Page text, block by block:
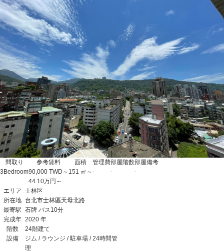
間取り 参考賃料 面積 管理費部屋階数部屋備考
3Bedroom90,000 TWD～
44.10万円～
151 ㎡～- - -
エリア 士林区
所在地 台北市士林區天母北路
最寄駅 石牌 バス10分
完成年 2020 年
階数
24階建て
設備
ジム / ラウンジ / 駐車場 / 24時間管
理